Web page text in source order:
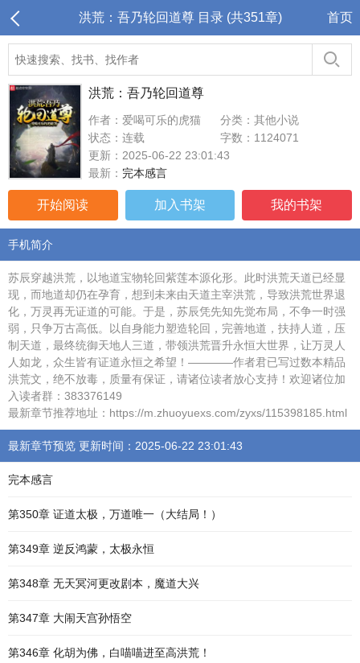
洪荒：吾乃轮回道尊 目录 (共351章) 首页
洪荒：吾乃轮回道尊
作者：爱喝可乐的虎猫
分类：其他小说
状态：连载
字数：1124071
更新：2025-06-22 23:01:43
最新： 完本感言
开始阅读 加入书架 我的书架
手机简介
苏辰穿越洪荒，以地道宝物轮回紫莲本源化形。此时洪荒天道已经显
现，而地道却仍在孕育，想到未来由天道主宰洪荒，导致洪荒世界退
化，万灵再无证道的可能。于是，苏辰凭先知先觉布局，不争一时强
弱，只争万古高低。以自身能力塑造轮回，完善地道，扶持人道，压
制天道，最终统御天地人三道，带领洪荒晋升永恒大世界，让万灵人
人如龙，众生皆有证道永恒之希望！————作者君已写过数本精品
洪荒文，绝不放毒，质量有保证，请诸位读者放心支持！欢迎诸位加
入读者群：383376149
最新章节推荐地址：https://m.zhuoyuexs.com/zyxs/115398185.html
最新章节预览 更新时间：2025-06-22 23:01:43
完本感言
第350章 证道太极，万道唯一（大结局！）
第349章 逆反鸿蒙，太极永恒
第348章 无天冥河更改剧本，魔道大兴
第347章 大闹天宫孙悟空
第346章 化胡为佛，白喵喵进至高洪荒！